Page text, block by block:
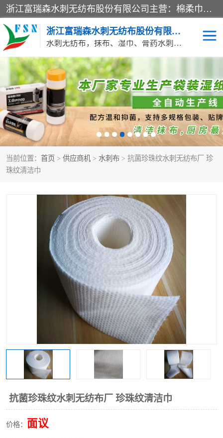
浙江富瑞森水刺无纺布股份有限公司主营：棉柔巾水刺无纺布、水刺布、水刺无纺布、膏药水刺无纺布、清洁抹布、湿巾、针刺无纺布、珍珠纹水刺无纺布、无纺布清洁抹布等产品。浙江富瑞森水刺无纺布股份有限公司积倡导由工程师全面负责生产工艺、产品质量检测的管理模式，通过ISO9001质量体系认证。
浙江富瑞森水刺无纺布股份有限公司
水刺无纺布，抹布、湿巾、膏药水刺无纺布、棉柔巾水刺无纺布、水刺布
当前位置： 首页 > 供应商机 > 水刺布 > 抗菌珍珠纹水刺无纺布厂 珍
珠纹清洁巾
抗菌珍珠纹水刺无纺布厂 珍珠纹清洁巾
价格： 面议
水刺布 巴布贴水刺布
PVC革基布 无纺布清洁抹布
防护口罩帽子床单 抗菌等功能性产品
多种清洁尘掸 珍珠纹水刺无纺布
膏药水刺无纺布 湿巾
棉柔巾水刺无纺布 印花压花复合布
水刺无纺布 地拖布
清洁抹布